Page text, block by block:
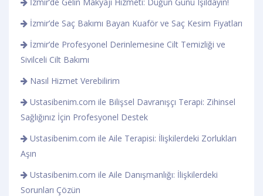
İzmir’de Saç Bakımı Bayan Kuaför ve Saç Kesim Fiyatları
İzmir’de Profesyonel Derinlemesine Cilt Temizliği ve
Sivilceli Cilt Bakımı
Nasıl Hizmet Verebilirim
Ustasibenim.com ile Bilişsel Davranışçı Terapi: Zihinsel
Sağlığınız İçin Profesyonel Destek
Ustasibenim.com ile Aile Terapisi: İlişkilerdeki Zorlukları
Aşın
Ustasibenim.com ile Aile Danışmanlığı: İlişkilerdeki
Sorunları Çözün